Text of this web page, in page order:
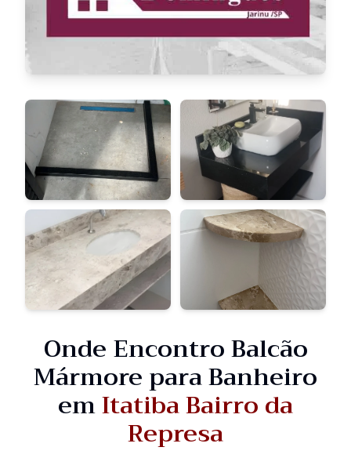
Onde Encontro Balcão
Mármore para Banheiro
emItatiba Bairro da
Represa